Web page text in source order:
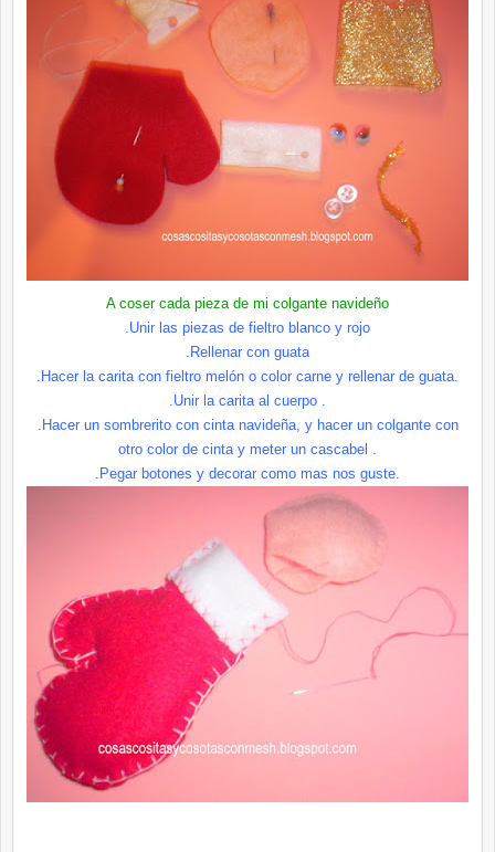
A coser cada pieza de mi colgante navideño
.Unir las piezas de fieltro blanco y rojo
.Rellenar con guata
.Hacer la carita con fieltro melón o color carne y rellenar de guata.
.Unir la carita al cuerpo .
.Hacer un sombreritocon cinta navideña, y hacer un colgante con
otro color de cinta y meter un cascabel .
.Pegar botones y decorar como mas nos guste.